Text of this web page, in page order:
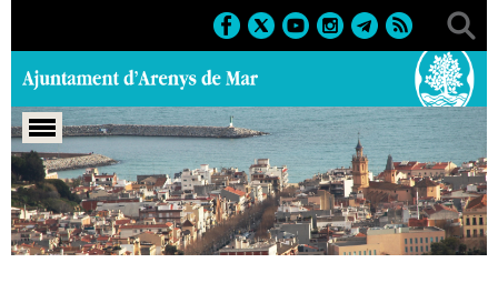
Portada > Agenda > 10-07-
2006 > Marcs > Culturals > 2006 > Sant Zenon 2006